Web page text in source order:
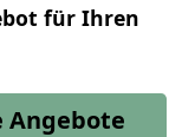
für Ihren
Angebote